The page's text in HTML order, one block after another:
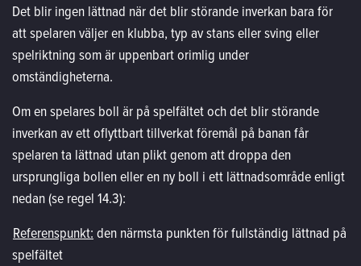
Det blir ingen lättnad när det blir störande inverkan bara för
att spelaren väljer en klubba, typ av stans eller sving eller
spelriktning som är uppenbart orimlig under
omständigheterna.
Om en spelares boll är på spelfältet och det blir störande
inverkan av ett oflyttbart tillverkat föremål på banan får
spelaren ta lättnad utan plikt genom att droppa den
ursprungliga bollen eller en ny boll i ett lättnadsområde enligt
nedan (se regel 14.3):
Referenspunkt: den närmsta punkten för fullständig lättnad på
spelfältet